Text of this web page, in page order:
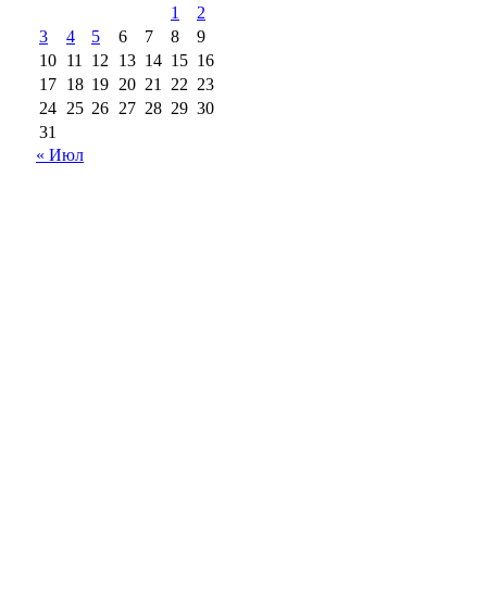
1
2
3
4 5 6 7 8
9
10 11 12 13 14 15 16
17 18 19 20 21 22 23
24 25 26 27 28 29 30
31
« Июл